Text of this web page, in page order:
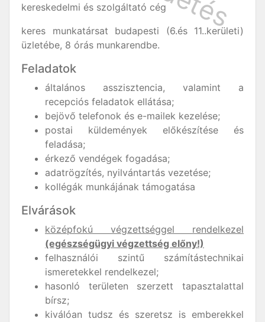
kereskedelmi és szolgáltató cég
keres munkatársat budapesti (6.és 11..kerületi)
üzletébe, 8 órás munkarendbe.
Feladatok
általános asszisztencia, valamint a
recepciós feladatok ellátása;
bejövő telefonok és e-mailek kezelése;
postai küldemények előkészítése és
feladása;
érkező vendégek fogadása;
adatrögzítés, nyilvántartás vezetése;
kollégák munkájának támogatása
Elvárások
középfokú végzettséggel rendelkezel
(egészségügyi végzettség előny!)
felhasználói szintű számítástechnikai
ismeretekkel rendelkezel;
hasonló területen szerzett tapasztalattal
bírsz;
kiválóan tudsz és szeretsz is emberekkel